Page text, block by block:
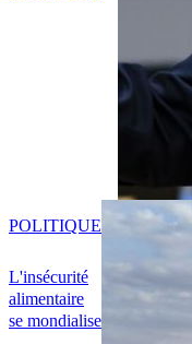
L'insécurité
alimentaire
se mondialise
POLITIQUE